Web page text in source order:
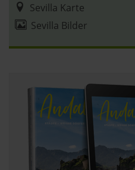
Sevilla Karte
Sevilla Bilder